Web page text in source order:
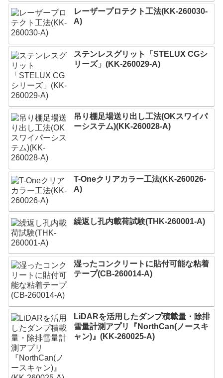
レーザープロテクト⼯法(KK-260030-
A)
ステンレスグリット「STELUX CGシ
リーズ」(KK-260029-A)
吊り棚足場送り出し工法(OKスワイパ
ーシステム)(KK-260028-A)
T-Oneクリアカラー工法(KK-260026-
A)
繰返し孔内載荷試験(THK-260001-A)
湿ったコンクリートに貼付可能な粘着
テープ(CB-260014-A)
LiDARを活用したダンプ積載量・除排
雪量計測アプリ『NorthCan(ノースキ
ャン)』(KK-260025-A)